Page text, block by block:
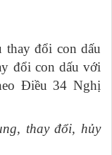
thay đổi con dấu
đổi con dấu với
Điều 34 Nghị
thay đổi, hủy